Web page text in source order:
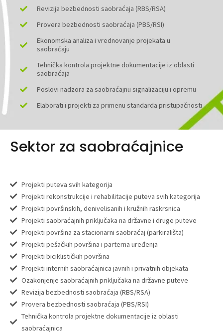
Revizija bezbednosti saobraćaja (RBS/RSA)
Provera bezbednosti saobraćaja (PBS/RSI)
Ekonomska analiza i vrednovanje projekata u
saobraćaju
Tehnička kontrola projektne dokumentacije iz oblasti
saobraćaja
Poslovi nadzora za saobraćajnu signalizaciju i opremu
Elaborati i projekti za primenu standarda pristupačnosti
Sektor za saobraćajnice
Projekti puteva svih kategorija
Projekti rekonstrukcije i rehabilitacije puteva svih kategorija
Projekti površinskih, denivelisanih i kružnih raskrsnica
Projekti saobraćajnih priključaka na državne i druge puteve
Projekti površina za stacionarni saobraćaj (parkirališta)
Projekti pešačkih površina i parterna uređenja
Projekti biciklističkih površina
Projekti internih saobraćajnica javnih i privatnih objekata
Ozakonjenje saobraćajnih priključaka na državne puteve
Revizija bezbednosti saobraćaja (RBS/RSA)
Provera bezbednosti saobraćaja (PBS/RSI)
Tehnička kontrola projektne dokumentacije iz oblasti
saobraćajnica